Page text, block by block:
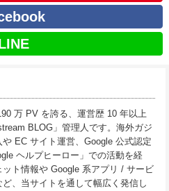
万 PV を誇る、運営歴 10 年以上
BLOG」管理人です。海外ガジ
や EC サイト運営、Google 公式認定
ヘルプヒーロー」での活動を経
ト情報や Google 系アプリ / サービ
、当サイトを通して幅広く発信し